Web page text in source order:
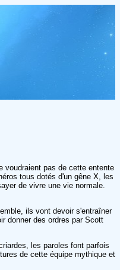
voudraient pas de cette entente
tous dotés d'un gêne X, les
de vivre une vie normale.
ils vont devoir s'entraîner
donner des ordres par Scott
les paroles font parfois
de cette équipe mythique et